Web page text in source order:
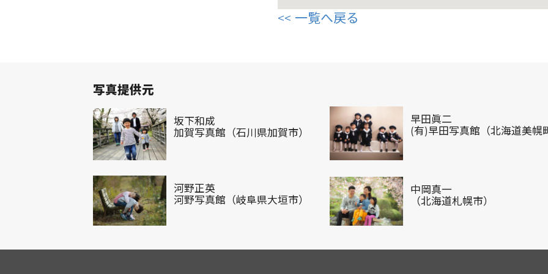
一覧へ戻る
写真提供元
坂下和成
加賀写真館（石川県加賀市）
早田眞二
(有)早田写真館（北海道美幌
河野正英
河野写真館（岐阜県大垣市）
中岡真一
（北海道札幌市）